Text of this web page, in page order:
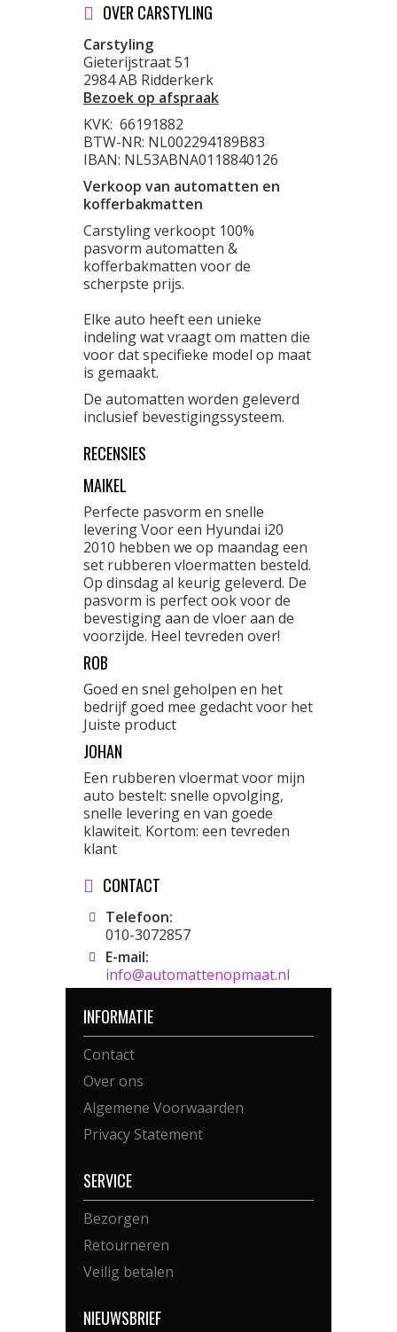
OVER CARSTYLING
Carstyling
Gieterijstraat 51
2984 AB Ridderkerk
Bezoek op afspraak
KVK: 66191882
BTW-NR: NL002294189B83
IBAN: NL53ABNA0118840126
Verkoop van automatten en
kofferbakmatten
Carstyling verkoopt 100%
pasvorm automatten &
kofferbakmatten voor de
scherpste prijs.
Elke auto heeft een unieke
indeling wat vraagt om matten die
voor dat specifieke model op maat
is gemaakt.
De automatten worden geleverd
inclusief bevestigingssysteem.
RECENSIES
MAIKEL
Perfecte pasvorm en snelle
levering Voor een Hyundai i20
2010 hebben we op maandag een
set rubberen vloermatten besteld.
Op dinsdag al keurig geleverd. De
pasvorm is perfect ook voor de
bevestiging aan de vloer aan de
voorzijde. Heel tevreden over!
ROB
Goed en snel geholpen en het
bedrijf goed mee gedacht voor het
Juiste product
JOHAN
Een rubberen vloermat voor mijn
auto bestelt: snelle opvolging,
snelle levering en van goede
klawiteit. Kortom: een tevreden
klant
CONTACT
Telefoon:
010-3072857
E-mail:
info@automattenopmaat.nl
INFORMATIE
Contact
Over ons
Algemene Voorwaarden
Privacy Statement
SERVICE
Bezorgen
Retourneren
Veilig betalen
NIEUWSBRIEF